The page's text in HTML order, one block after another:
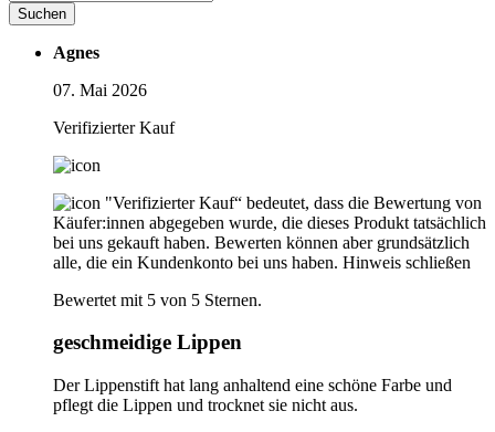
Suchen
Agnes
07. Mai 2026
Verifizierter Kauf
"Verifizierter Kauf“ bedeutet, dass die Bewertung von
Käufer:innen abgegeben wurde, die dieses Produkt tatsächlich
bei uns gekauft haben. Bewerten können aber grundsätzlich
alle, die ein Kundenkonto bei uns haben. Hinweis schließen
Bewertet mit 5 von 5 Sternen.
geschmeidige Lippen
Der Lippenstift hat lang anhaltend eine schöne Farbe und
pflegt die Lippen und trocknet sie nicht aus.